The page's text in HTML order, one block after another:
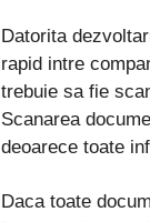
Datorita
rapid intre
trebuie sa fie
Scanarea
deoarece toate
Daca toate